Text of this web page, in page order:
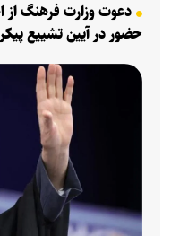
دعوت وزارت فرهنگ از
حضور در آیین تشییع